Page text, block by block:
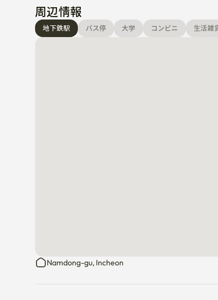
周辺情報
地下鉄駅 バス停 大学 コンビニ 生活雑
Namdong-gu, Incheon